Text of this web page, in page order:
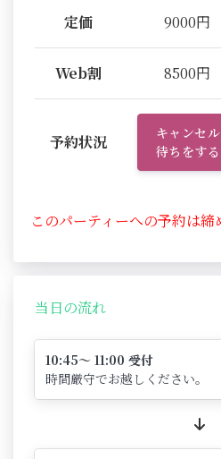
定価 9000円
Web割 8500円
予約状況
キャンセル
待ちをする
このパーティーへの予約は締
当日の流れ
10:45～ 11:00 受付
時間厳守でお越しください。